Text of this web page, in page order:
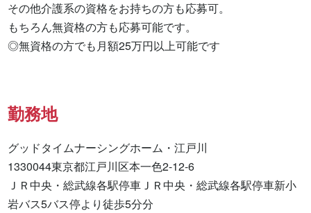
その他介護系の資格をお持ちの方も応募可。
もちろん無資格の方も応募可能です。
◎無資格の方でも月額25万円以上可能です
勤務地
グッドタイムナーシングホーム・江戸川
1330044東京都江戸川区本一色2-12-6
ＪＲ中央・総武線各駅停車ＪＲ中央・総武線各駅停車新小
岩バス5バス停より徒歩5分分